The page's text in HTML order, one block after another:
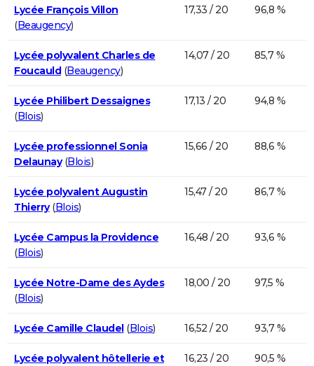
Lycée François Villon
(Beaugency)
17,33 / 20 96,8 %
Lycée polyvalent Charles de
Foucauld(Beaugency)
14,07 / 20 85,7 %
Lycée Philibert Dessaignes
(Blois)
17,13 / 20 94,8 %
Lycée professionnel Sonia
Delaunay(Blois)
15,66 / 20 88,6 %
Lycée polyvalent Augustin
Thierry(Blois)
15,47 / 20 86,7 %
Lycée Campus la Providence
(Blois)
16,48 / 20 93,6 %
Lycée Notre-Dame des Aydes
(Blois)
18,00 / 20 97,5 %
Lycée Camille Claudel(Blois) 16,52 / 20 93,7 %
Lycée polyvalent hôtellerie et
16,23 / 20 90,5 %